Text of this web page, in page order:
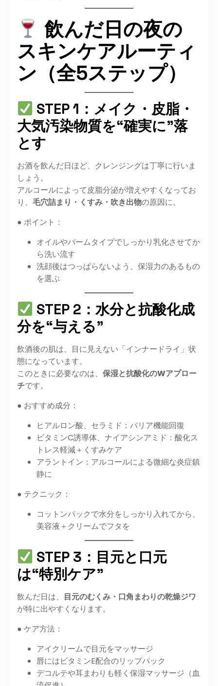
飲んだ日の夜の
スキンケアルーティ
ン（全5ステップ）
STEP 1：メイク・皮脂・
大気汚染物質を“確実に”落
とす
お酒を飲んだ日ほど、クレンジングは丁寧に行いま
しょう。
アルコールによって皮脂分泌が増えやすくなってお
り、 毛穴詰まり・くすみ・吹き出物の原因に。
● ポイント：
オイルやバームタイプでしっかり乳化させてか
ら洗い流す
洗顔後はつっぱらないよう、保湿力のあるもの
を選ぶ
STEP 2：水分と抗酸化成
分を“与える”
飲酒後の肌は、目に見えない「インナードライ」状
態になっています。
このときに必要なのは、 保湿と抗酸化のWアプロー
チです。
● おすすめ成分：
ヒアルロン酸、セラミド：バリア機能回復
ビタミンC誘導体、ナイアシンアミド：酸化ス
トレス軽減＋くすみケア
アラントイン：アルコールによる微細な炎症鎮
静に
● テクニック：
コットンパックで水分をしっかり入れてから、
美容液＋クリームでフタを
STEP 3：目元と口元
は“特別ケア”
飲んだ日は、 目元のむくみ・口角まわりの乾燥ジワ
が特に出やすくなります。
● ケア方法：
アイクリームで目元をマッサージ
唇にはビタミンE配合のリップパック
デコルテや耳まわりも軽く保湿マッサージ（血